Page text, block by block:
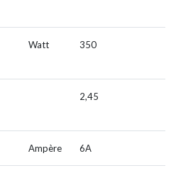
Watt 350
2,45
Ampère 6A